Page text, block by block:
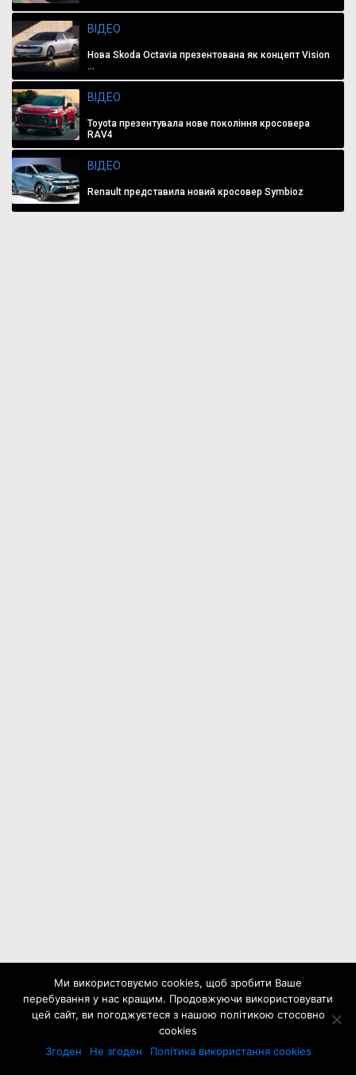
ВІДЕО
Нова Skoda Octavia презентована як концепт Vision
...
ВІДЕО
Toyota презентувала нове покоління кросовера
RAV4
ВІДЕО
Renault представила новий кросовер Symbioz
Ми використовуємо cookies, щоб зробити Ваше
перебування у нас кращим. Продовжуючи використовувати
цей сайт, ви погоджуєтеся з нашою політикою стосовно
cookies
Згоден
Не згоден Політика використання cookies